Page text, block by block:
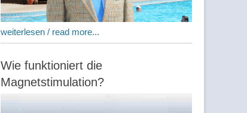
weiterlesen / read more...
Wie funktioniert die
Magnetstimulation?